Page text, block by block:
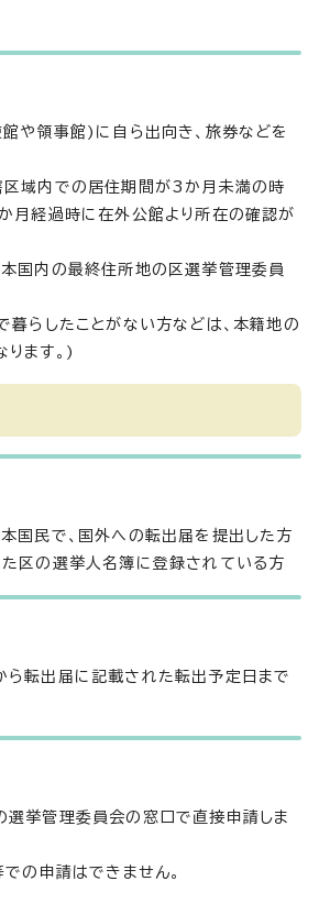
や領事館)に自ら出向き、旅券などを
区域内での居住期間が3か月未満の時
月経過時に在外公館より所在の確認が
本国内の最終住所地の区選挙管理委員
暮らしたことがない方などは、本籍地の
ます。)
国民で、国外への転出届を提出した方
た区の選挙人名簿に登録されている方
ら転出届に記載された転出予定日まで
選挙管理委員会の窓口で直接申請しま
の申請はできません。